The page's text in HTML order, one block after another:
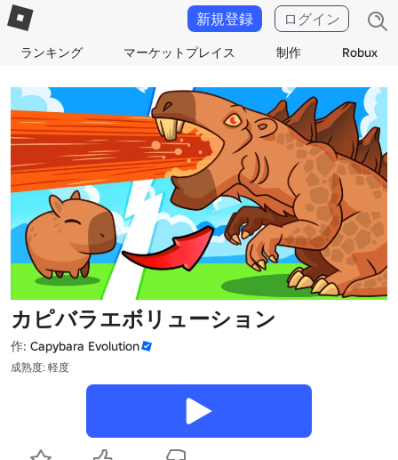
ランキング マーケットプレイス 制作 Robux
新規登録 ログイン
カピバラエボリューション
作: Capybara Evolution
成熟度: 軽度